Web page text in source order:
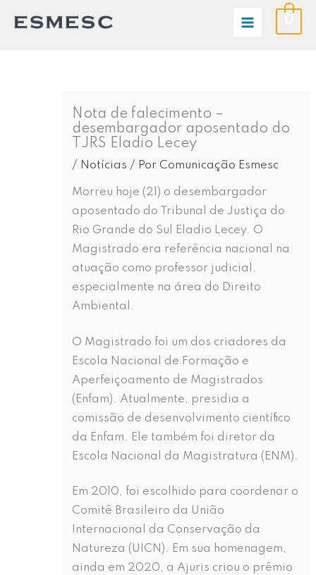
para
Nota de falecimento –
desembargador aposentado do
TJRS Eladio Lecey
/ Notícias / Por Comunicação Esmesc
Morreu hoje (21) o desembargador
aposentado do Tribunal de Justiça do
Rio Grande do Sul Eladio Lecey. O
Magistrado era referência nacional na
atuação como professor judicial,
especialmente na área do Direito
Ambiental.
O Magistrado foi um dos criadores da
Escola Nacional de Formação e
Aperfeiçoamento de Magistrados
(Enfam). Atualmente, presidia a
comissão de desenvolvimento científico
da Enfam. Ele também foi diretor da
Escola Nacional da Magistratura (ENM).
Em 2010, foi escolhido para coordenar o
Comitê Brasileiro da União
Internacional da Conservação da
Natureza (UICN). Em sua homenagem,
ainda em 2020, a Ajuris criou o prêmio